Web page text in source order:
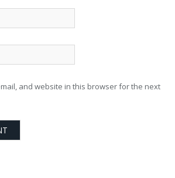
and website in this browser for the next